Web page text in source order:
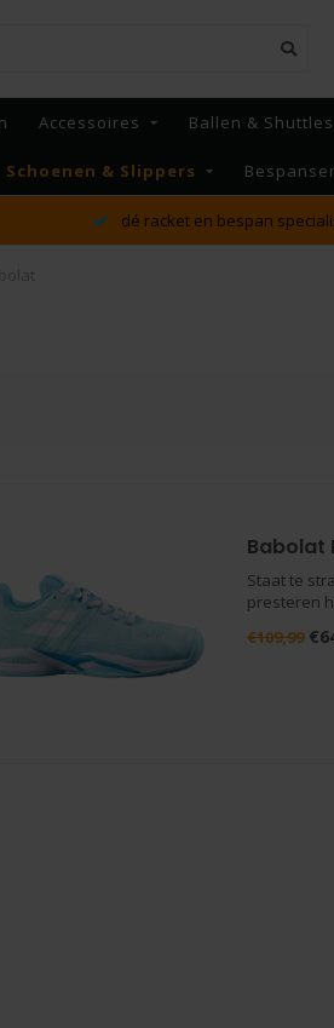
Accessoires Ballen & Shuttles
Schoenen & Slippers
dé racket en bespan
Babolat
Staat te
presteren
€109,99